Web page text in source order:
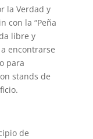
la Verdad y
con la “Peña
libre y
encontrarse
para
stands de
de